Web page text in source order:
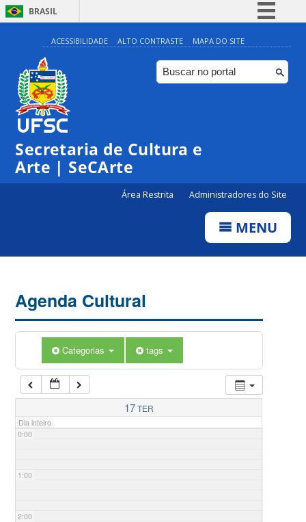
BRASIL
Simplifique!
Comunica BR
Participe
ACESSIBILIDADE ALTO CONTRASTE MAPA DO SITE
Secretaria de Cultura e
Arte | SeCArte
Área Restrita Administradores do Site
MENU
Agenda Cultural
Categorias tags
17TER
Dia inteiro
0:00
1:00
2:00